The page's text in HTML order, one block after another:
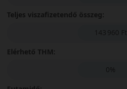
Teljes viszafizetendő összeg:
143 960 Ft
Elérhető THM:
0%